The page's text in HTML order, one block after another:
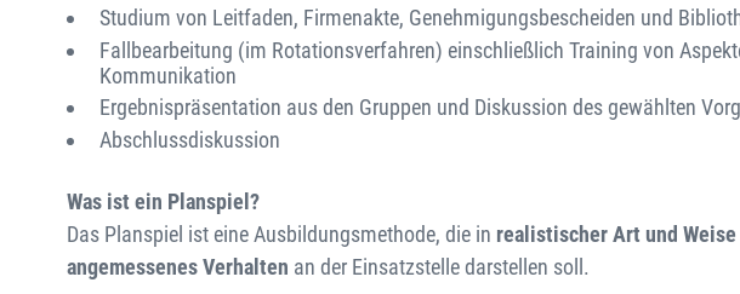
Studium von Leitfaden, Firmenakte, Genehmigungsbescheiden und
Fallbearbeitung (im Rotationsverfahren) einschließlich Training von
Kommunikation
Ergebnispräsentation aus den Gruppen und Diskussion des gewählten
Abschlussdiskussion
Was ist ein Planspiel?
Das Planspiel ist eine Ausbildungsmethode, die in realistischer Art und Weise
angemessenes Verhalten an der Einsatzstelle darstellen soll.